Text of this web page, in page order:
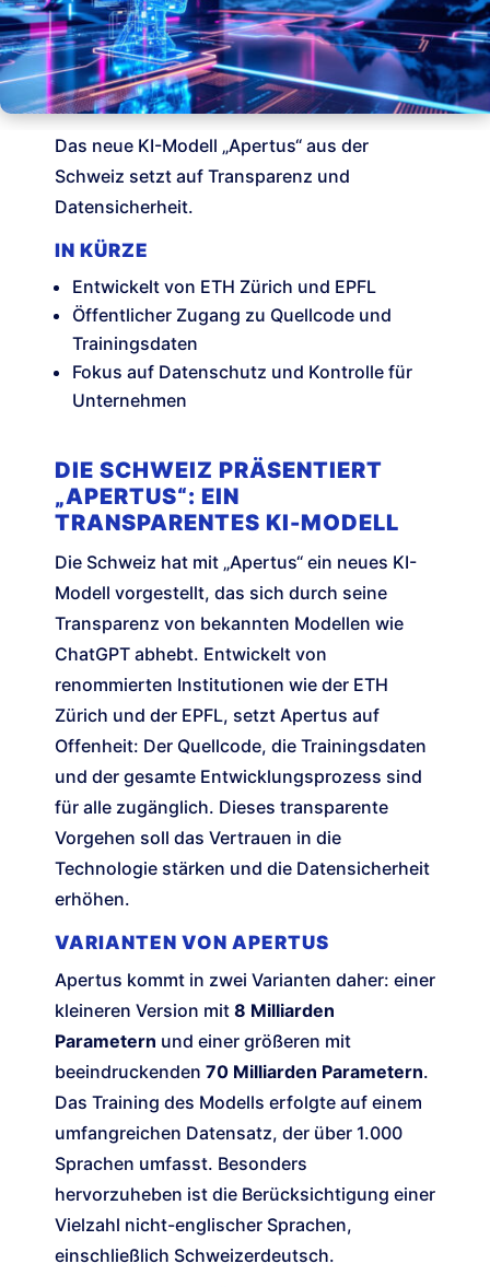
Das neue KI-Modell „Apertus“ aus der
Schweiz setzt auf Transparenz und
Datensicherheit.
IN KÜRZE
Entwickelt von ETH Zürich und EPFL
Öffentlicher Zugang zu Quellcode und
Trainingsdaten
Fokus auf Datenschutz und Kontrolle für
Unternehmen
DIE SCHWEIZ PRÄSENTIERT
„APERTUS“: EIN
TRANSPARENTES KI-MODELL
Die Schweiz hat mit „Apertus“ ein neues KI-
Modell vorgestellt, das sich durch seine
Transparenz von bekannten Modellen wie
ChatGPT abhebt. Entwickelt von
renommierten Institutionen wie der ETH
Zürich und der EPFL, setzt Apertus auf
Offenheit: Der Quellcode, die Trainingsdaten
und der gesamte Entwicklungsprozess sind
für alle zugänglich. Dieses transparente
Vorgehen soll das Vertrauen in die
Technologie stärken und die Datensicherheit
erhöhen.
VARIANTEN VON APERTUS
Apertus kommt in zwei Varianten daher: einer
kleineren Version mit 8 Milliarden
Parametern und einer größeren mit
beeindruckenden 70 Milliarden Parametern.
Das Training des Modells erfolgte auf einem
umfangreichen Datensatz, der über 1.000
Sprachen umfasst. Besonders
hervorzuheben ist die Berücksichtigung einer
Vielzahl nicht-englischer Sprachen,
einschließlich Schweizerdeutsch.